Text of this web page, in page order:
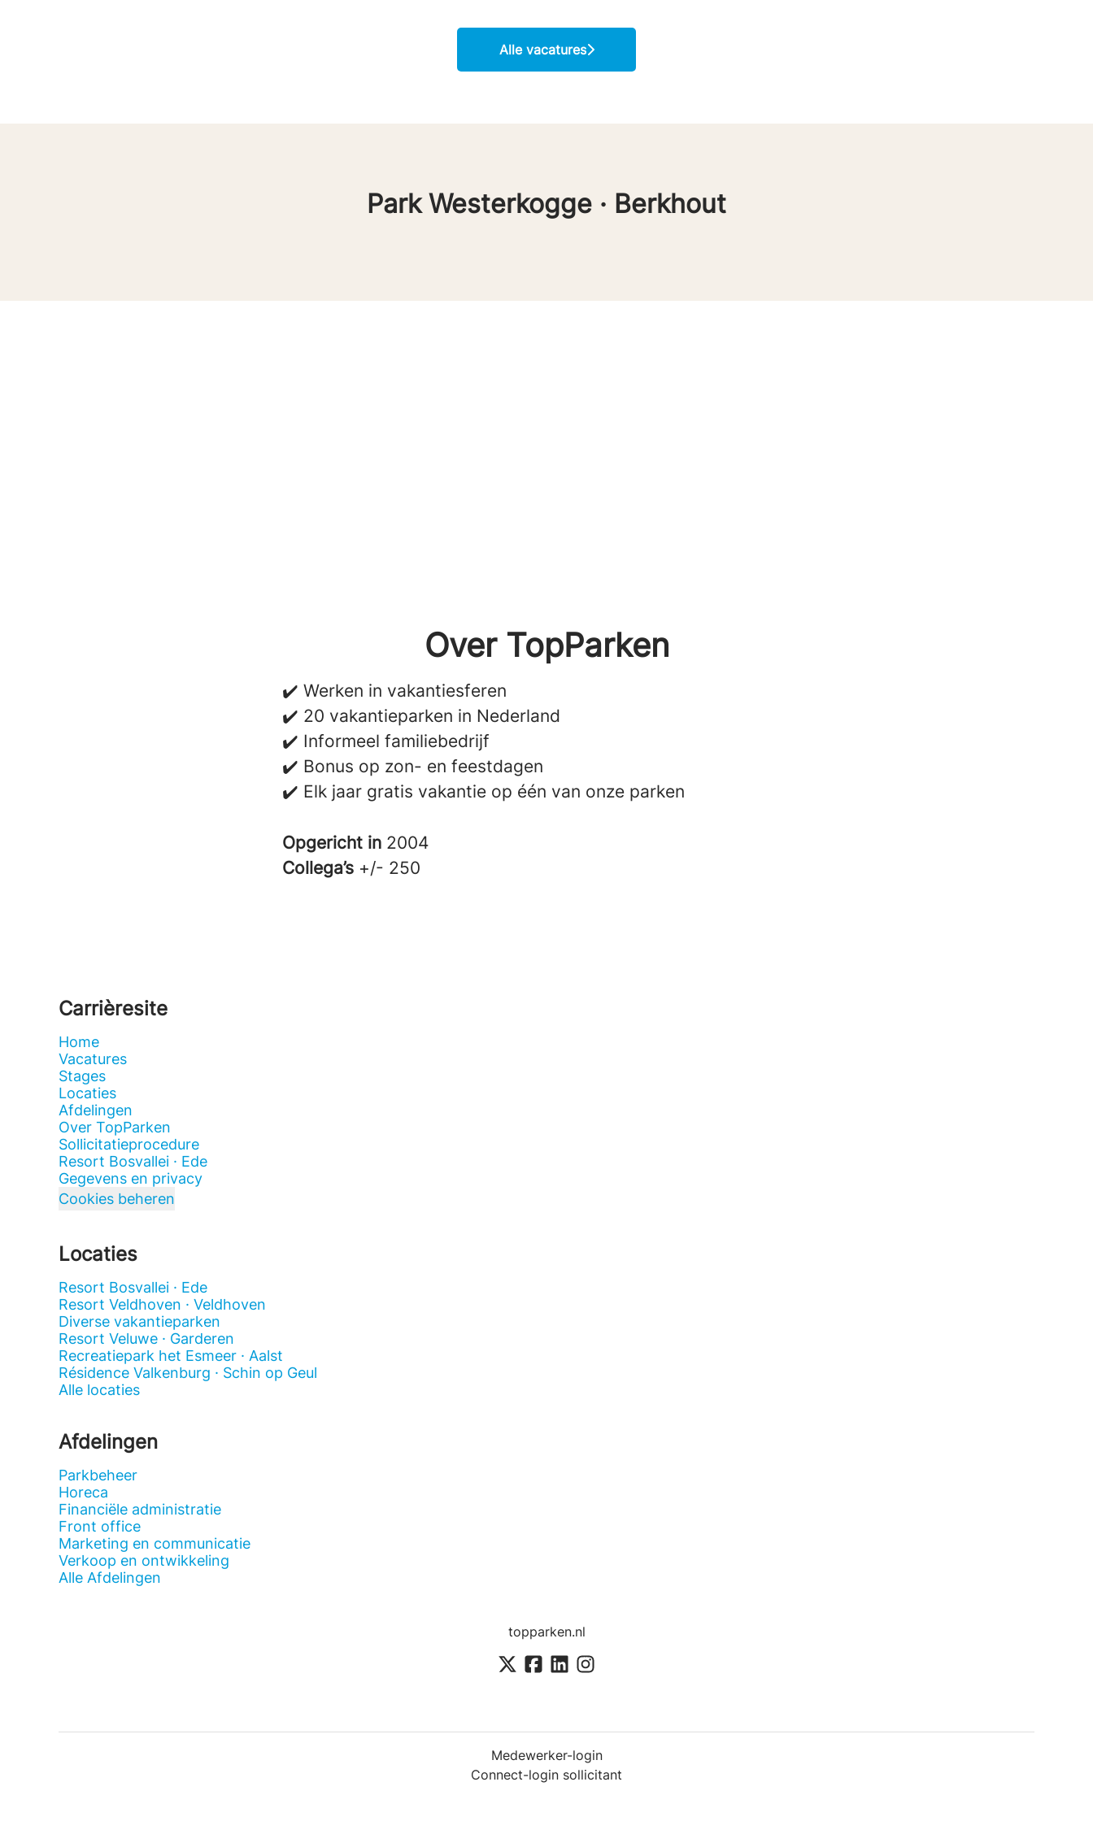
Alle vacatures
Park Westerkogge · Berkhout
Over TopParken
✔️ Werken in vakantiesferen
✔️ 20 vakantieparken in Nederland
✔️ Informeel familiebedrijf
✔️ Bonus op zon- en feestdagen
✔️ Elk jaar gratis vakantie op één van onze parken
Opgericht in 2004
Collega’s +/- 250
Carrièresite
Home
Vacatures
Stages
Locaties
Afdelingen
Over TopParken
Sollicitatieprocedure
Resort Bosvallei · Ede
Gegevens en privacy
Cookies beheren
Locaties
Resort Bosvallei · Ede
Resort Veldhoven · Veldhoven
Diverse vakantieparken
Resort Veluwe · Garderen
Recreatiepark het Esmeer · Aalst
Résidence Valkenburg · Schin op Geul
Alle locaties
Afdelingen
Parkbeheer
Horeca
Financiële administratie
Front office
Marketing en communicatie
Verkoop en ontwikkeling
Alle Afdelingen
topparken.nl
Medewerker-login
Connect-login sollicitant